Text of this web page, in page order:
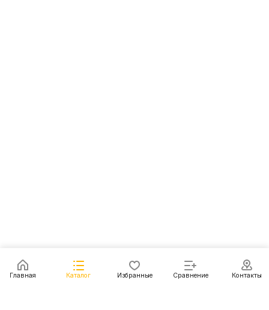
Главная Каталог Избранные Сравнение Контакты